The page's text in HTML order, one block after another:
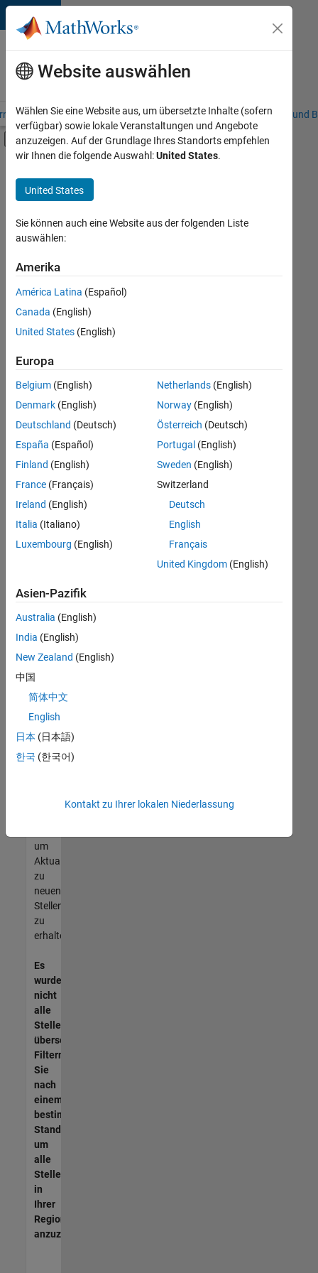
Weiter zum Inhalt
Karriere
bei
MathWorks
– Übersicht Stellensuche Niederlassungen Studierende und
Umschaltung für Off-Canvas-
Hauptinhalt
Praktika
Programm für Berufseinsteiger (EDG)
Advanced Support
Information Technology
Product Development
Program Management
+5
Derzeit
es
keine
offenen
Stellen,
Ihren
Suchkriterien
entsprechen.
können
die
Suchkriterien
weiter
fassen
oder
alle
Stellenangebote
anzeigen .
noch
keine
offenen
Stellen
können,
die
Ihren
entsprechen,
werden
unseres
um
Aktualisierungen
zu
neuen
Stellenangeboten
zu
erhalten.
Es
wurden
nicht
alle
Stellen
übersetzt.
Filtern
Sie
nach
einem
bestimmten
Standort,
um
alle
Stellenangebote
in
Ihrer
Region
anzuzeigen.
Website auswählen
Wählen Sie eine Website aus, um übersetzte Inhalte (sofern
verfügbar) sowie lokale Veranstaltungen und Angebote
anzuzeigen. Auf der Grundlage Ihres Standorts empfehlen
wir Ihnen die folgende Auswahl:United States.
United States
Sie können auch eine Website aus der folgenden Liste
auswählen:
Amerika
América Latina (Español)
Canada (English)
United States (English)
Europa
Belgium (English)
Denmark (English)
Deutschland (Deutsch)
España (Español)
Finland (English)
France (Français)
Ireland (English)
Italia (Italiano)
Luxembourg (English)
Netherlands(English)
Norway(English)
Österreich (Deutsch)
Portugal (English)
Sweden (English)
Switzerland
Deutsch
English
Français
United Kingdom(English)
Asien-Pazifik
Australia (English)
India (English)
New Zealand (English)
中国
简体中文
English
日本 (日本語)
한국 (한국어)
Kontakt zu Ihrer lokalen Niederlassung